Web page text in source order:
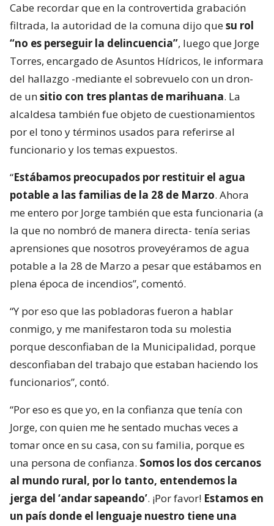
Cabe recordar que en la controvertida grabación
filtrada, la autoridad de la comuna dijo quesu rol
“no es perseguir la delincuencia”, luego que Jorge
Torres, encargado de Asuntos Hídricos, le informara
del hallazgo -mediante el sobrevuelo con un dron-
de unsitio con tres plantas de marihuana. La
alcaldesa también fue objeto de cuestionamientos
por el tono y términos usados para referirse al
funcionario y los temas expuestos.
“Estábamos preocupados por restituir el agua
potable a las familias de la 28 de Marzo. Ahora
me entero por Jorge también que esta funcionaria (a
la que no nombró de manera directa- tenía serias
aprensiones que nosotros proveyéramos de agua
potable a la 28 de Marzo a pesar que estábamos en
plena época de incendios”, comentó.
“Y por eso que las pobladoras fueron a hablar
conmigo, y me manifestaron toda su molestia
porque desconfiaban de la Municipalidad, porque
desconfiaban del trabajo que estaban haciendo los
funcionarios”, contó.
“Por eso es que yo, en la confianza que tenía con
Jorge, con quien me he sentado muchas veces a
tomar once en su casa, con su familia, porque es
una persona de confianza. Somos los dos cercanos
al mundo rural, por lo tanto, entendemos la
jerga del ‘andar sapeando’. ¡Por favor! Estamos en
un país donde el lenguaje nuestro tiene una